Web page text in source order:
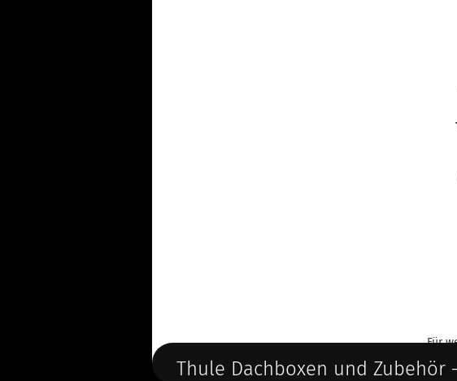
Für
Thule Dachboxen und Zubehör